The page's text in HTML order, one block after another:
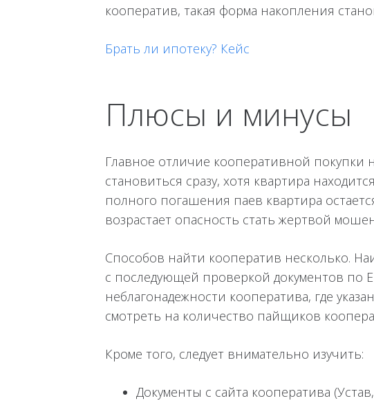
кооператив, такая форма накопления
Брать ли ипотеку? Кейс
Плюсы и минусы
Главное отличие кооперативной
становиться сразу, хотя квартира
полного погашения паев квартира
возрастает опасность стать жертвой
Способов найти кооператив несколько.
с последующей проверкой документов по
неблагонадежности кооператива, где
смотреть на количество пайщиков
Кроме того, следует внимательно изучить:
Документы с сайта кооператива